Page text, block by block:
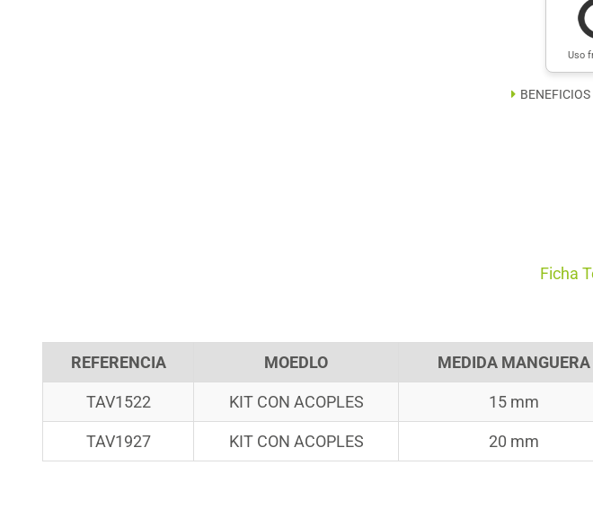
Uso
BENEFICIOS
Ficha
REFERENCIA MOEDLO MEDIDA MANGUERA
TAV1522 KIT CON ACOPLES 15 mm
TAV1927 KIT CON ACOPLES 20 mm